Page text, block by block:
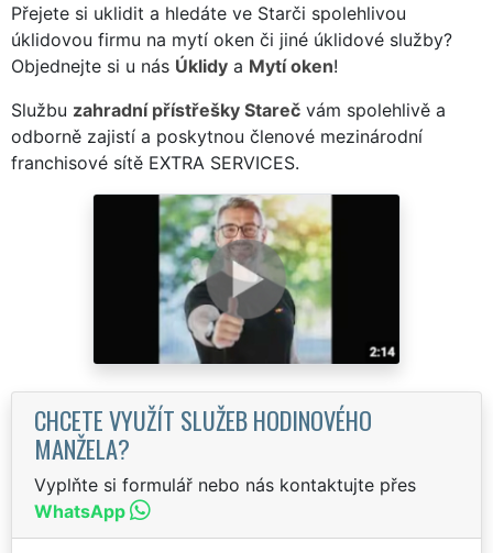
Přejete si uklidit a hledáte ve Starči spolehlivou
úklidovou firmu na mytí oken či jiné úklidové služby?
Objednejte si u nás Úklidy a Mytí oken!
Službu zahradní přístřešky Stareč vám spolehlivě a
odborně zajistí a poskytnou členové mezinárodní
franchisové sítě EXTRA SERVICES.
CHCETE VYUŽÍT SLUŽEB HODINOVÉHO
MANŽELA?
Vyplňte si formulář nebo nás kontaktujte přes
WhatsApp